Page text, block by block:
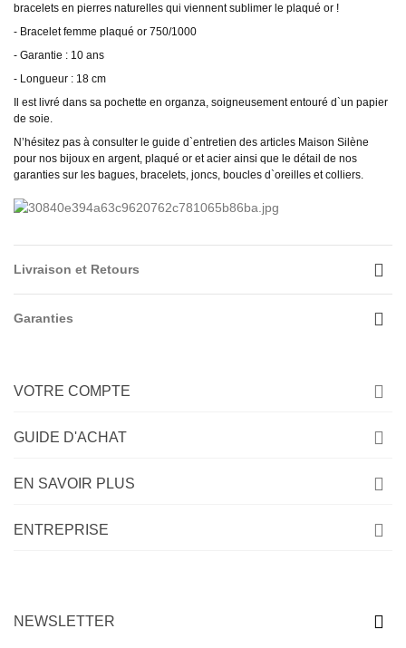
bracelets en pierres naturelles qui viennent sublimer le plaqué or !
- Bracelet femme plaqué or 750/1000
- Garantie : 10 ans
- Longueur : 18 cm
Il est livré dans sa pochette en organza, soigneusement entouré d`un papier
de soie.
N’hésitez pas à consulter le guide d`entretien des articles Maison Silène
pour nos bijoux en argent, plaqué or et acier ainsi que le détail de nos
garanties sur les bagues, bracelets, joncs, boucles d`oreilles et colliers.
Livraison et Retours
Garanties
VOTRE COMPTE
GUIDE D'ACHAT
EN SAVOIR PLUS
ENTREPRISE
NEWSLETTER